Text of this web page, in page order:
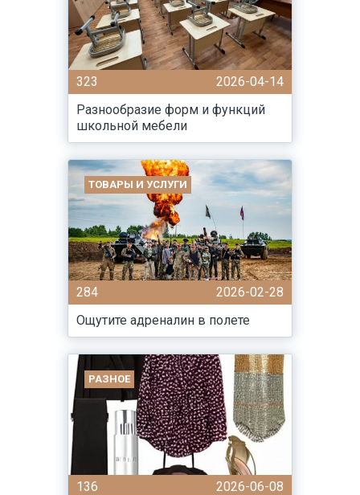
323
2026-04-14
Разнообразие форм и функций
школьной мебели
ТОВАРЫ И УСЛУГИ
284
2026-02-28
Ощутите адреналин в полете
РАЗНОЕ
136
2026-06-08